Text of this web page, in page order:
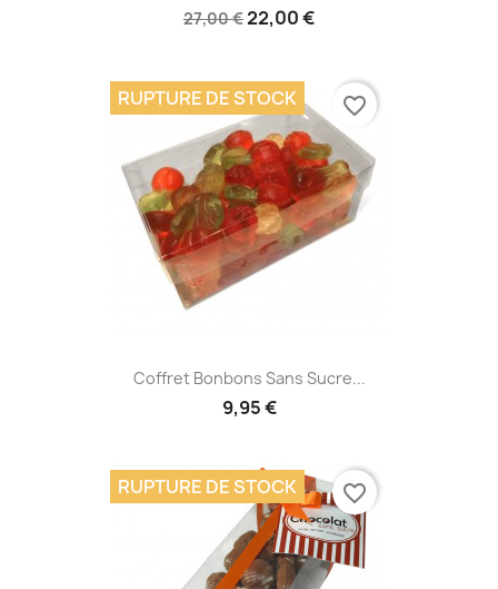
27,00 €22,00 €
Coffret Bonbons Sans Sucre...
9,95 €
RUPTURE DE STOCK favorite_border
RUPTURE DE STOCK favorite_border